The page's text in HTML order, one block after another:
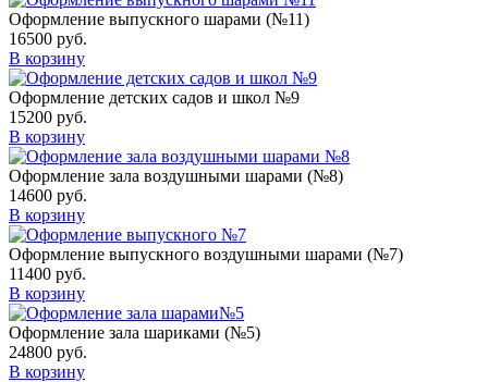
Оформление выпускного шарами (№11)
16500 руб.
В корзину
Оформление детских садов и школ №9
15200 руб.
В корзину
Оформление зала воздушными шарами (№8)
14600 руб.
В корзину
Оформление выпускного воздушными шарами (№7)
11400 руб.
В корзину
Оформление зала шариками (№5)
24800 руб.
В корзину